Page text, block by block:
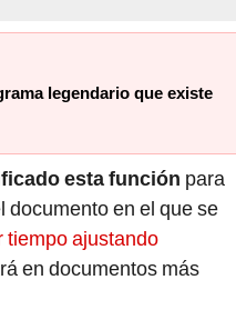
legendario que existe
esta función para
documento en el que se
tiempo ajustando
en documentos más